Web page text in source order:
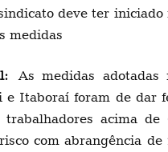
deve ter iniciado
medidas
As medidas adotadas
e Itaboraí foram de dar
trabalhadores acima
com abrangência de